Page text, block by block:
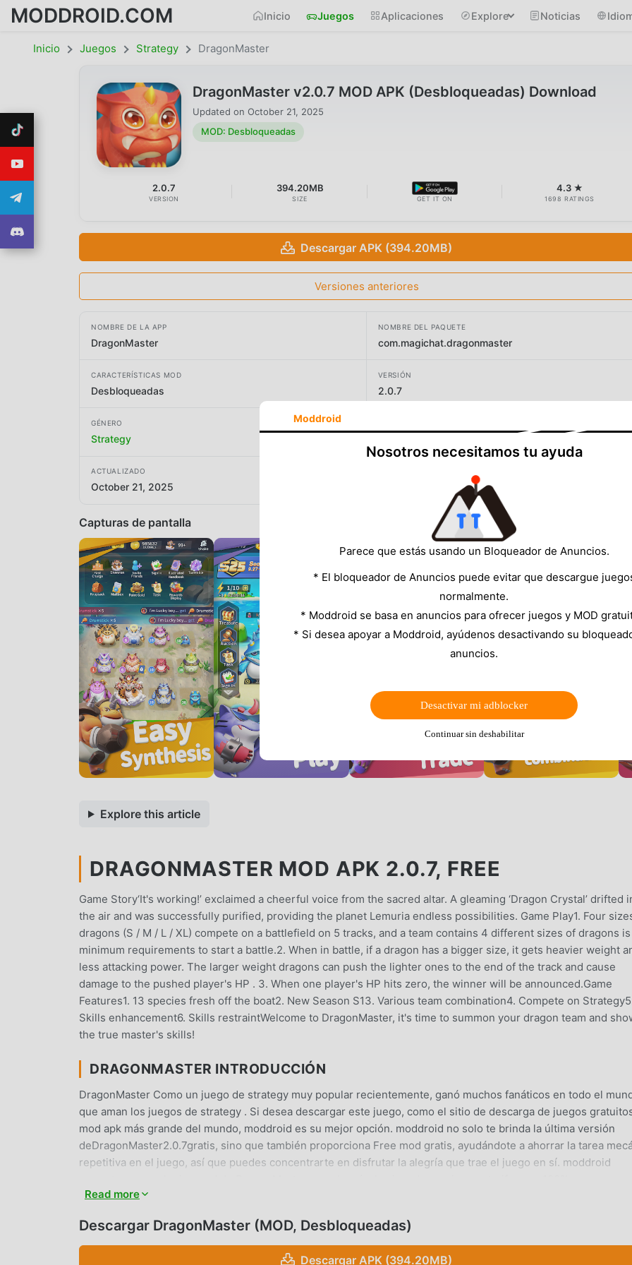
MODDROID.COM Inicio Juegos Aplicaciones Explore Noticias
Inicio Juegos Strategy DragonMaster
DragonMaster v2.0.7 MOD APK (Desbloqueadas) Download
Updated on October 21, 2025
MOD: Desbloqueadas
2.0.7
VERSION
394.20MB
SIZE GET IT ON
4.3 ★
1698 RATINGS
Descargar APK (394.20MB)
Versiones anteriores
NOMBRE DE LA APP
DragonMaster
NOMBRE DEL PAQUETE
com.magichat.dragonmaster
CARACTERÍSTICAS MOD
Desbloqueadas
VERSIÓN
2.0.7
GÉNERO
Strategy
ACTUALIZADO
October 21, 2025
Capturas de pantalla
Explore this article
DRAGONMASTER MOD APK 2.0.7, FREE
Game Story‘It's working!’ exclaimed a cheerful voice from the sacred altar. A gleaming ‘Dragon Crystal’ drifted
the air and was successfully purified, providing the planet Lemuria endless possibilities. Game Play1. Four
dragons (S / M / L / XL) compete on a battlefield on 5 tracks, and a team contains 4 different sizes of dragons
minimum requirements to start a battle.2. When in battle, if a dragon has a bigger size, it gets heavier weight
less attacking power. The larger weight dragons can push the lighter ones to the end of the track and cause
damage to the pushed player's HP . 3. When one player's HP hits zero, the winner will be announced.Game
Features1. 13 species fresh off the boat2. New Season S13. Various team combination4. Compete on
Skills enhancement6. Skills restraintWelcome to DragonMaster, it's time to summon your dragon team and
the true master's skills!
DRAGONMASTER INTRODUCCIÓN
DragonMaster Como un juego de strategy muy popular recientemente, ganó muchos fanáticos en todo el
que aman los juegos de strategy . Si desea descargar este juego, como el sitio de descarga de juegos
mod apk más grande del mundo, moddroid es su mejor opción. moddroid no solo te brinda la última versión
deDragonMaster2.0.7gratis, sino que también proporciona Free mod gratis, ayudándote a ahorrar la tarea
repetitiva en el juego, así que puedes concentrarte en disfrutar la alegría que trae el juego en sí. moddroid
disponible y de instalación gratuita. Simplemente descargue el cliente moddroid, puede descargar e instalar
JUGABILIDAD ÚNICA
Read more
Descargar DragonMaster (MOD, Desbloqueadas)
Descargar APK (394.20MB)
Moddroid
Nosotros necesitamos tu ayuda
Parece que estás usando un Bloqueador de Anuncios.
* El bloqueador de Anuncios puede evitar que descargue
normalmente.
* Moddroid se basa en anuncios para ofrecer juegos y MOD
* Si desea apoyar a Moddroid, ayúdenos desactivando su
anuncios.
Desactivar mi adblocker
Continuar sin deshabilitar